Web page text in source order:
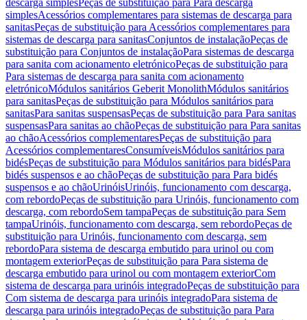
descarga simplesPeças de substituição para Para descarga
simplesAcessórios complementares para sistemas de descarga para
sanitasPeças de substituição para Acessórios complementares para
sistemas de descarga para sanitasConjuntos de instalaçãoPeças de
substituição para Conjuntos de instalaçãoPara sistemas de descarga
para sanita com acionamento eletrónicoPeças de substituição para
Para sistemas de descarga para sanita com acionamento
eletrónicoMódulos sanitários Geberit MonolithMódulos sanitários
para sanitasPeças de substituição para Módulos sanitários para
sanitasPara sanitas suspensasPeças de substituição para Para sanitas
suspensasPara sanitas ao chãoPeças de substituição para Para sanitas
ao chãoAcessórios complementaresPeças de substituição para
Acessórios complementaresConsumíveisMódulos sanitários para
bidésPeças de substituição para Módulos sanitários para bidésPara
bidés suspensos e ao chãoPeças de substituição para Para bidés
suspensos e ao chãoUrinóisUrinóis, funcionamento com descarga,
com rebordoPeças de substituição para Urinóis, funcionamento com
descarga, com rebordoSem tampaPeças de substituição para Sem
tampaUrinóis, funcionamento com descarga, sem rebordoPeças de
substituição para Urinóis, funcionamento com descarga, sem
rebordoPara sistema de descarga embutido para urinol ou com
montagem exteriorPeças de substituição para Para sistema de
descarga embutido para urinol ou com montagem exteriorCom
sistema de descarga para urinóis integradoPeças de substituição para
Com sistema de descarga para urinóis integradoPara sistema de
descarga para urinóis integradoPeças de substituição para Para